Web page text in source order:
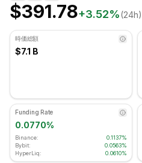
$391.78+3.52%(24h)
時価総額
$7.1 B
Funding Rate
0.0770%
Binance:
0.1137%
Bybit:
0.0563%
HyperLiq:
0.0610%